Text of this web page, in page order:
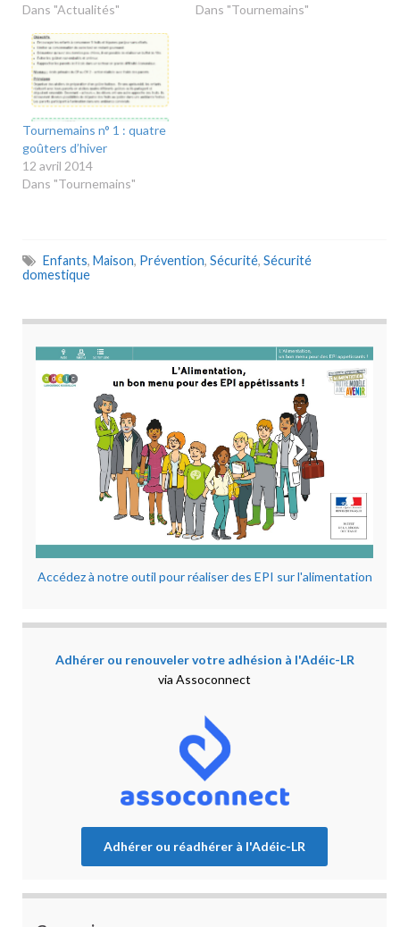
Dans "Actualités"
Dans "Tournemains"
Tournemains n° 1 : quatre
goûters d’hiver
12 avril 2014
Dans "Tournemains"
Enfants, Maison, Prévention, Sécurité, Sécurité
domestique
Accédez à notre outil pour réaliser des EPI sur l'alimentation
Adhérer ou renouveler votre adhésion à l'Adéic-LR
via Assoconnect
Adhérer ou réadhérer à l'Adéic-LR